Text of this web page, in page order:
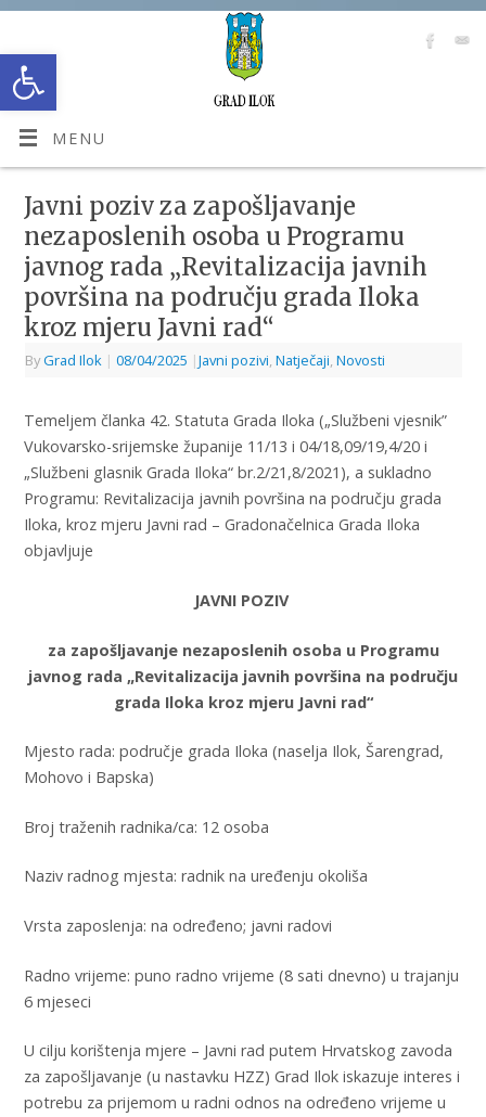
Open toolbar
MENU
Javni poziv za zapošljavanje
nezaposlenih osoba u Programu
javnog rada „Revitalizacija javnih
površina na području grada Iloka
kroz mjeru Javni rad“
ByGrad Ilok | 08/04/2025 |Javni pozivi Natječaji Novosti
Temeljem članka 42. Statuta Grada Iloka („Službeni vjesnik”
Vukovarsko-srijemske županije 11/13 i 04/18,09/19,4/20 i
„Službeni glasnik Grada Iloka“ br.2/21,8/2021), a sukladno
Programu: Revitalizacija javnih površina na području grada
Iloka, kroz mjeru Javni rad – Gradonačelnica Grada Iloka
objavljuje
JAVNI POZIV
za zapošljavanje nezaposlenih osoba u Programu
javnog rada „Revitalizacija javnih površina na području
grada Iloka kroz mjeru Javni rad“
Mjesto rada: područje grada Iloka (naselja Ilok, Šarengrad,
Mohovo i Bapska)
Broj traženih radnika/ca: 12 osoba
Naziv radnog mjesta: radnik na uređenju okoliša
Vrsta zaposlenja: na određeno; javni radovi
Radno vrijeme: puno radno vrijeme (8 sati dnevno) u trajanju
6 mjeseci
U cilju korištenja mjere – Javni rad putem Hrvatskog zavoda
za zapošljavanje (u nastavku HZZ) Grad Ilok iskazuje interes i
potrebu za prijemom u radni odnos na određeno vrijeme u